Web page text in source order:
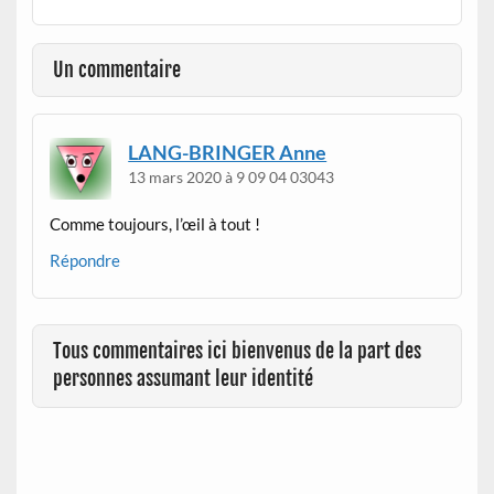
Un commentaire
LANG-BRINGER Anne
13 mars 2020 à 9 09 04 03043
Comme toujours, l’œil à tout !
Répondre
Tous commentaires ici bienvenus de la part des
personnes assumant leur identité